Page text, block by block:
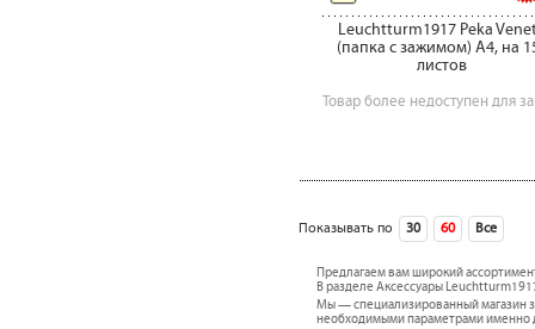
Leuchtturm1917 Peka
(папка c зажимом) А4, на
листов
Товар более недоступен для
Показывать по 30 60 Все
Предлагаем вам широкий
В разделе Аксессуары
Мы — специализированный магазин
необходимыми параметрами именно